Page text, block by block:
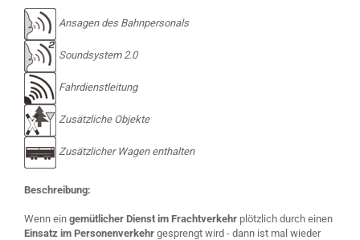
Ansagen des Bahnpersonals
Soundsystem 2.0
Fahrdienstleitung
Zusätzliche Objekte
Zusätzlicher Wagen enthalten
Beschreibung:
Wenn ein gemütlicher Dienst im Frachtverkehr plötzlich durch einen
Einsatz im Personenverkehr gesprengt wird - dann ist mal wieder